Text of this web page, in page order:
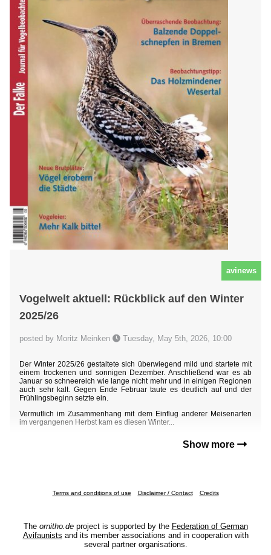
avinews
Vogelwelt aktuell: Rückblick auf den Winter
2025/26
posted by Moritz Meinken Tuesday, May 5th, 2026, 10:00
Der Winter 2025/26 gestaltete sich überwiegend mild und startete mit
einem trockenen und sonnigen Dezember. Anschließend war es ab
Januar so schneereich wie lange nicht mehr und in einigen Regionen
auch sehr kalt. Gegen Ende Februar taute es deutlich auf und der
Frühlingsbeginn setzte ein.
Vermutlich im Zusammenhang mit dem Einflug anderer Meisenarten
im vergangenen Herbst kam es diesen Winter...
Show more
Terms and conditions of use Disclaimer / Contact Credits
The ornitho.deproject is supported by the Federation of German
Avifaunists and its member associations and in cooperation with
several partner organisations.